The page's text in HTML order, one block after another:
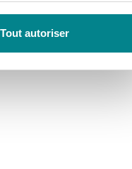
Tout autoriser